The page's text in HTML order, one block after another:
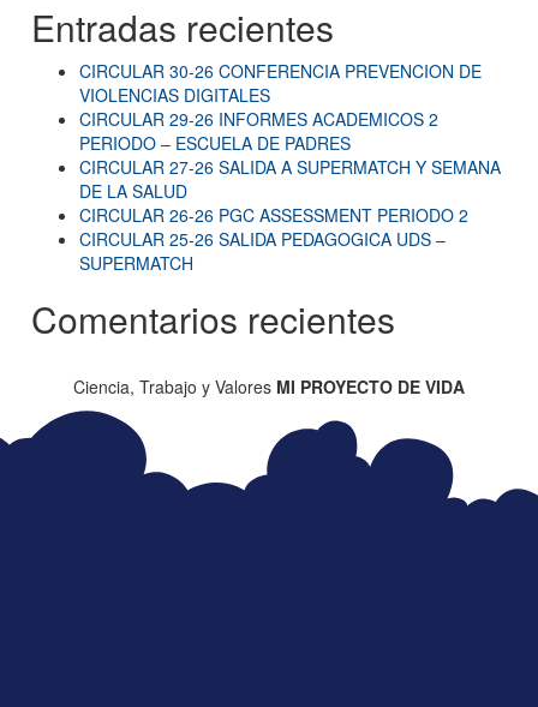
Entradas recientes
CIRCULAR 30-26 CONFERENCIA PREVENCION DE
VIOLENCIAS DIGITALES
CIRCULAR 29-26 INFORMES ACADEMICOS 2
PERIODO – ESCUELA DE PADRES
CIRCULAR 27-26 SALIDA A SUPERMATCH Y SEMANA
DE LA SALUD
CIRCULAR 26-26 PGC ASSESSMENT PERIODO 2
CIRCULAR 25-26 SALIDA PEDAGOGICA UDS –
SUPERMATCH
Comentarios recientes
Ciencia, Trabajo y Valores MI PROYECTO DE VIDA